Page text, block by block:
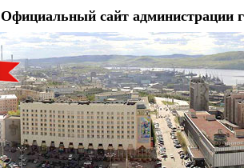
Официальный сайт администрации